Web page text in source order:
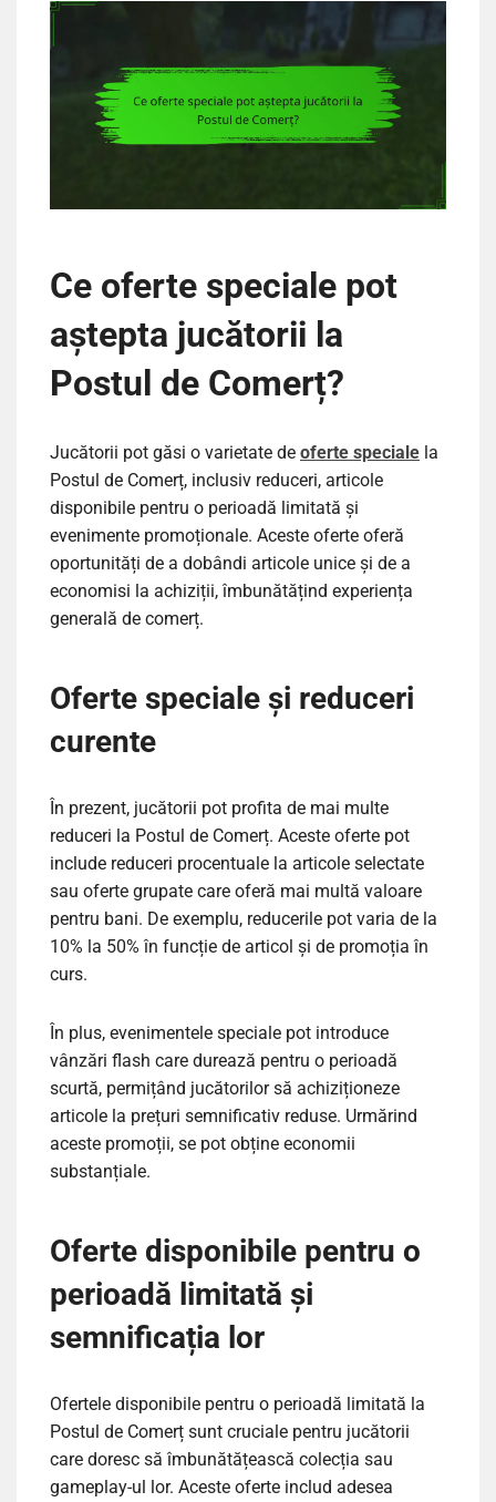
Ce oferte speciale pot
aștepta jucătorii la
Postul de Comerț?
Jucătorii pot găsi o varietate de oferte speciale la
Postul de Comerț, inclusiv reduceri, articole
disponibile pentru o perioadă limitată și
evenimente promoționale. Aceste oferte oferă
oportunități de a dobândi articole unice și de a
economisi la achiziții, îmbunătățind experiența
generală de comerț.
Oferte speciale și reduceri
curente
În prezent, jucătorii pot profita de mai multe
reduceri la Postul de Comerț. Aceste oferte pot
include reduceri procentuale la articole selectate
sau oferte grupate care oferă mai multă valoare
pentru bani. De exemplu, reducerile pot varia de la
10% la 50% în funcție de articol și de promoția în
curs.
În plus, evenimentele speciale pot introduce
vânzări flash care durează pentru o perioadă
scurtă, permițând jucătorilor să achiziționeze
articole la prețuri semnificativ reduse. Urmărind
aceste promoții, se pot obține economii
substanțiale.
Oferte disponibile pentru o
perioadă limitată și
semnificația lor
Ofertele disponibile pentru o perioadă limitată la
Postul de Comerț sunt cruciale pentru jucătorii
care doresc să îmbunătățească colecția sau
gameplay-ul lor. Aceste oferte includ adesea